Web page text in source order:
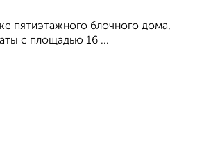
пятиэтажного блочного дома,
с площадью 16 ...